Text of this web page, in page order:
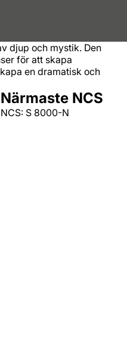
djup och mystik. Den
för att skapa
en dramatisk och
Närmaste NCS
NCS: S 8000-N